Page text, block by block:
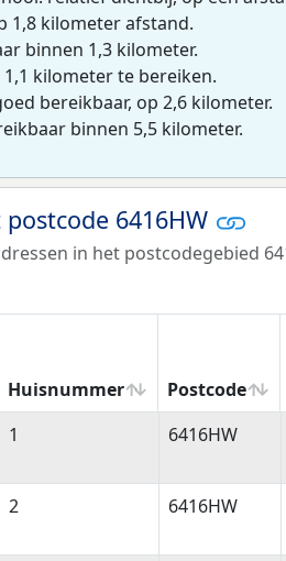
1,8 kilometer afstand.
binnen 1,3 kilometer.
kilometer te bereiken.
bereikbaar, op 2,6 kilometer.
binnen 5,5 kilometer.
6416HW
in het postcodegebied
Huisnummer Postcode
Huisnummer Postcode
1 6416HW
2 6416HW